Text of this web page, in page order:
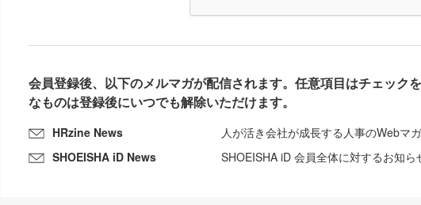
会員登録後、以下のメルマガが配信されます。任意項目はチェック
なものは登録後にいつでも解除いただけます。
HRzine News
人が活き会社が成長する人事のWebマ
SHOEISHA iD News
SHOEISHA iD 会員全体に対するお知ら